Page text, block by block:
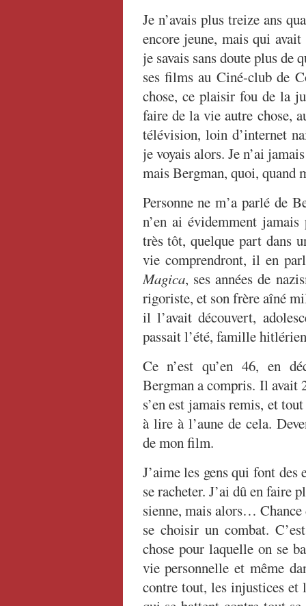
Je n’avais plus treize ans
encore jeune, mais qui
je savais sans doute plus de
ses films au Ciné-club de
chose, ce plaisir fou de la
faire de la vie autre chose,
télévision, loin d’internet
je voyais alors. Je n’ai
mais Bergman, quoi, quand
Personne ne m’a parlé de
n’en ai évidemment
très tôt, quelque part dans
vie comprendront, il en
Magica, ses années de
rigoriste, et son frère aîné
il l’avait découvert,
passait l’été, famille
Ce n’est qu’en 46, en
Bergman a compris. Il avait
s’en est jamais remis, et
à lire à l’aune de cela.
de mon film.
J’aime les gens qui font
se racheter. J’ai dû en faire
sienne, mais alors… Chance
se choisir un combat.
chose pour laquelle on se
vie personnelle et même
contre tout, les injustices et